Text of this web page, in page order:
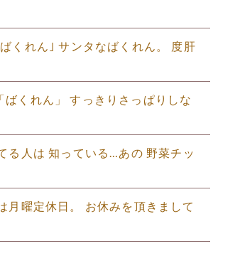
くれん｣ サンタなばくれん。 度肝
くれん」 すっきりさっぱりしな
る人は 知っている…あの 野菜チッ
曜定休日。 お休みを頂きまして